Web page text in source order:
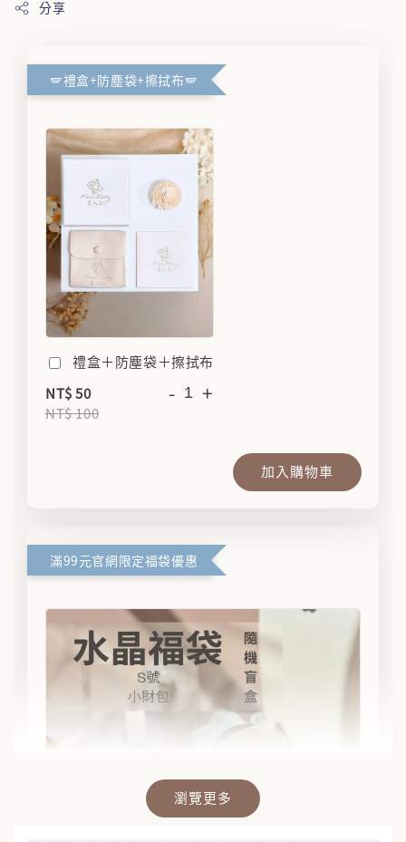
分享
🪽禮盒+防塵袋+擦拭布🪽
禮盒＋防塵袋＋擦拭布
NT$ 50
NT$ 100
- +
加入購物車
滿99元官網限定福袋優惠
瀏覽更多